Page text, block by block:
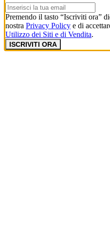
Premendo il tasto “Iscriviti ora”
nostra Privacy Policy e di
Utilizzo dei Siti e di Vendita.
ISCRIVITI ORA